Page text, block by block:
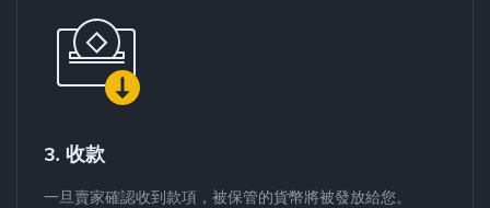
3. 收款
一旦賣家確認收到款項，被保管的貨幣將被發放給您。